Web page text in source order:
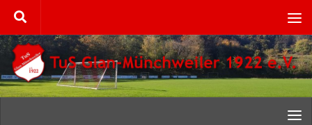
Zum Inhalt springen